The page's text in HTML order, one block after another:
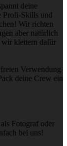
deine
Profi-Skills und
Wir richten
aber natürlich
wir klettern dafür
Verwendung
deine Crew ein
Fotograf oder
bei uns!